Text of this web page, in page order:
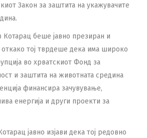
Закон за заштита на укажувачите
Котарац беше јавно презиран и
откако тој тврдеше дека има широко
во хрватскиот Фонд за
и заштита на животната средина
финансира зачувување,
енергија и други проекти за
јавно изјави дека тој редовно